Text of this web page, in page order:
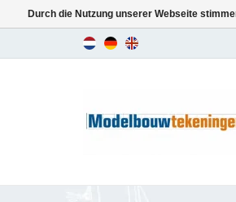
Durch die Nutzung unserer Webseite